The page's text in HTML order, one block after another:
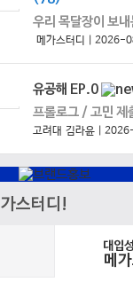
우리 목달장이 보내
메가스터디 | 2026-
유공해 EP.0
프롤로그 / 고민 제
고려대 김라윤 |
스터디!
대입
메